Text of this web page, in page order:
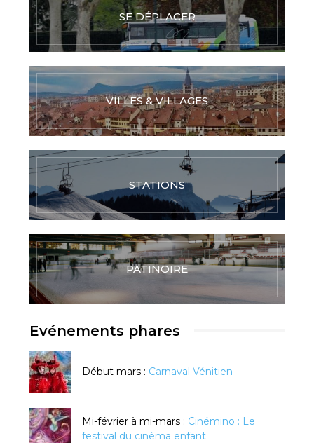
SE DÉPLACER
VILLES & VILLAGES
STATIONS
PATINOIRE
Evénements phares
Début mars : Carnaval Vénitien
Mi-février à mi-mars : Cinémino : Le
festival du cinéma enfant